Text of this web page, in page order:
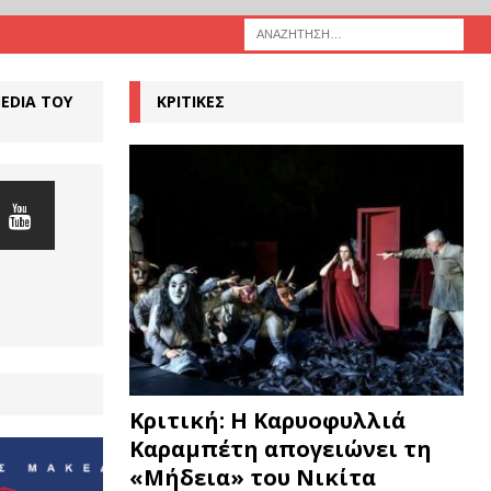
ΤΟΥ
ΚΡΙΤΙΚΕΣ
Κριτική: Η Καρυοφυλλιά
Καραμπέτη απογειώνει τη
«Μήδεια» του Νικίτα